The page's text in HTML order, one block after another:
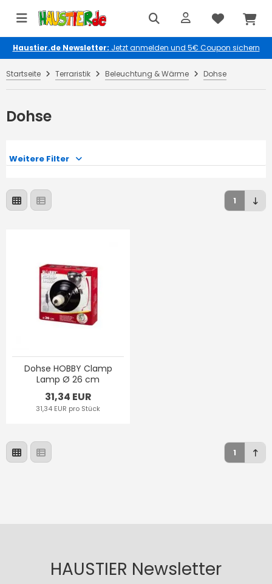
Haustier.de Newsletter: Jetzt anmelden und 5€ Coupon sichern
Startseite Terraristik Beleuchtung & Wärme Dohse
Dohse
Weitere Filter
1
Dohse HOBBY Clamp
Lamp Ø 26 cm
31,34 EUR
31,34 EUR pro Stück
1
HAUSTIER Newsletter